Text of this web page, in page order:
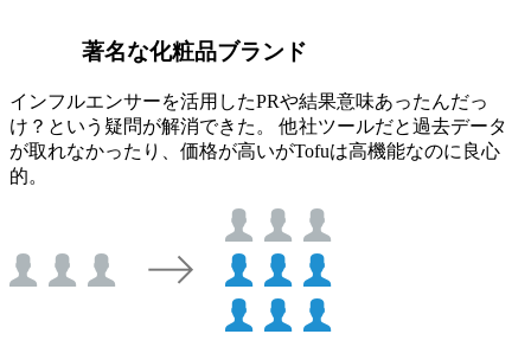
著名な化粧品ブランド
インフルエンサーを活用したPRや結果意味あったんだっ
け？という疑問が解消できた。 他社ツールだと過去データ
が取れなかったり、価格が高いがTofuは高機能なのに良心
的。